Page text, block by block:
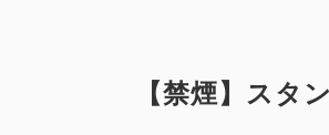
【禁煙】スタ